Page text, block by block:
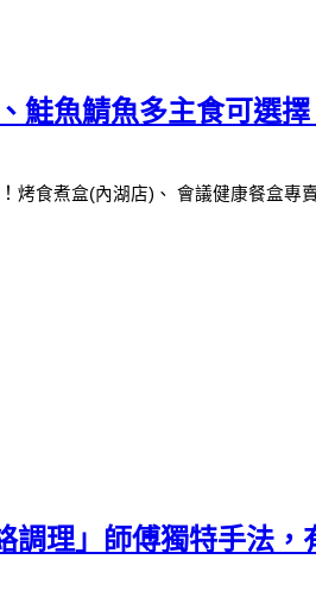
鮭魚鯖魚多主食可選擇
烤食煮盒(內湖店)、 會議健康餐盒專賣
理」師傅獨特手法，